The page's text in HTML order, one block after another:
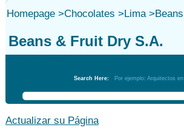
Homepage>Chocolates >Lima>
Beans & Fruit Dry S.A.
Search Here: Por ejemplo: Arquitectos
Actualizar su Página